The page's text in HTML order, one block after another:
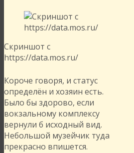
Скриншот с
https://data.mos.ru/
Короче говоря, и статус
определён и хозяин есть.
Было бы здорово, если
вокзальному комплексу
вернули б исходный вид.
Небольшой музейчик туда
прекрасно впишется.